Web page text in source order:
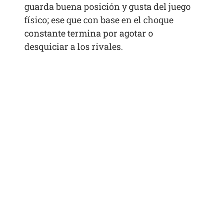
guarda buena posición y gusta del juego
físico; ese que con base en el choque
constante termina por agotar o
desquiciar a los rivales.